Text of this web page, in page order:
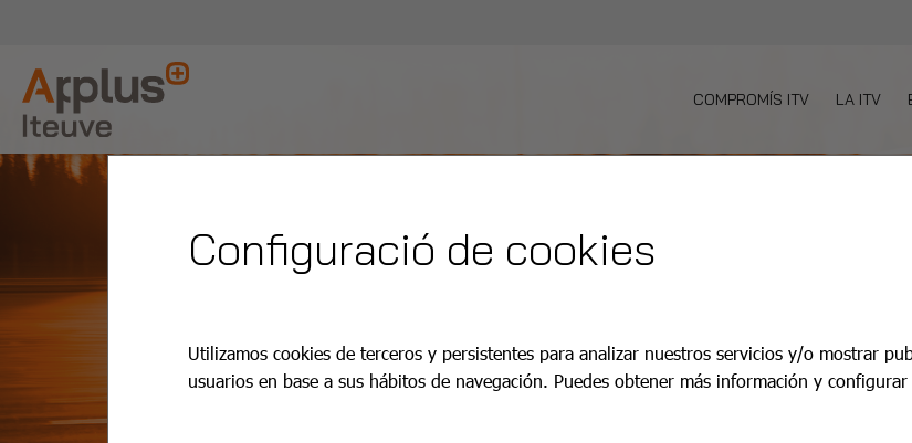
COMPROMÍS ITV LA ITV
Configuració de cookies
Utilizamos cookies de terceros y persistentes para analizar nuestros servicios y/o mostrar
usuarios en base a sus hábitos de navegación. Puedes obtener más información y